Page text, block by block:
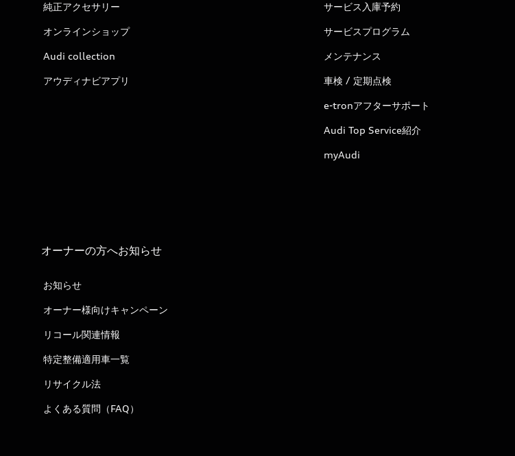
純正アクセサリー
オンラインショップ
Audi collection
アウディナビアプリ
サービス入庫予約
サービスプログラム
メンテナンス
車検 / 定期点検
e-tronアフターサポート
Audi Top Service紹介
myAudi
オーナーの方へお知らせ
お知らせ
オーナー様向けキャンペーン
リコール関連情報
特定整備適用車一覧
リサイクル法
よくある質問（FAQ）